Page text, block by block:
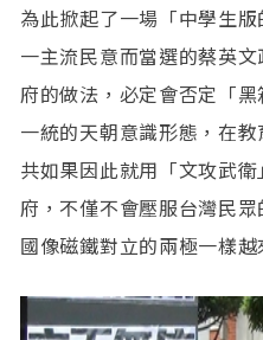
為此掀起了一場「中學生
一主流民意而當選的蔡英
府的做法，必定會否定「
一統的天朝意識形態，在
共如果因此就用「文攻武
府，不僅不會壓服台灣民
國像磁鐵對立的兩極一樣越